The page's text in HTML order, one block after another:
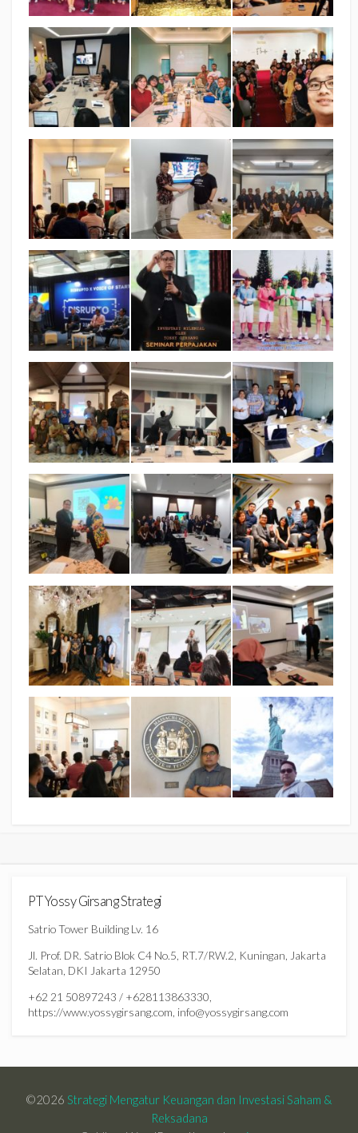
PT Yossy Girsang Strategi
Satrio Tower Building Lv. 16
Jl. Prof. DR. Satrio Blok C4 No.5, RT.7/RW.2, Kuningan, Jakarta
Selatan, DKI Jakarta 12950
+62 21 50897243 / +628113863330,
https://www.yossygirsang.com, info@yossygirsang.com
©2026 Strategi Mengatur Keuangan dan Investasi Saham &
Reksadana